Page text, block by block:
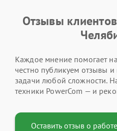
Отзывы
Каждое мнение помогает
честно публикуем отзывы
задачи любой сложности.
техники PowerCom — и
Оставить отзыв о